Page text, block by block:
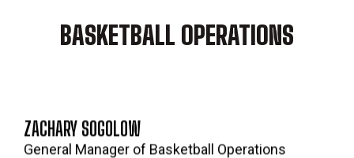
BASKETBALL OPERATIONS
ZACHARY SOGOLOW
General Manager of Basketball Operations